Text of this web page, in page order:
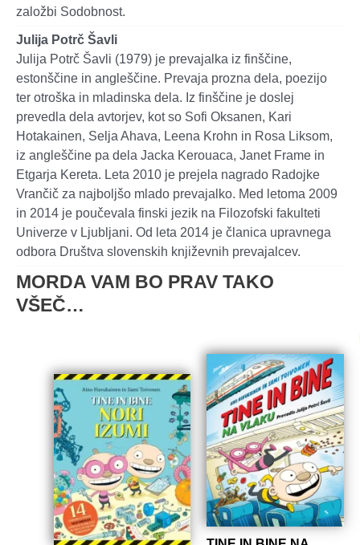
založbi Sodobnost.
Julija Potrč Šavli
Julija Potrč Šavli (1979) je prevajalka iz finščine,
estonščine in angleščine. Prevaja prozna dela, poezijo
ter otroška in mladinska dela. Iz finščine je doslej
prevedla dela avtorjev, kot so Sofi Oksanen, Kari
Hotakainen, Selja Ahava, Leena Krohn in Rosa Liksom,
iz angleščine pa dela Jacka Kerouaca, Janet Frame in
Etgarja Kereta. Leta 2010 je prejela nagrado Radojke
Vrančič za najboljšo mlado prevajalko. Med letoma 2009
in 2014 je poučevala finski jezik na Filozofski fakulteti
Univerze v Ljubljani. Od leta 2014 je članica upravnega
odbora Društva slovenskih književnih prevajalcev.
MORDA VAM BO PRAV TAKO
VŠEČ…